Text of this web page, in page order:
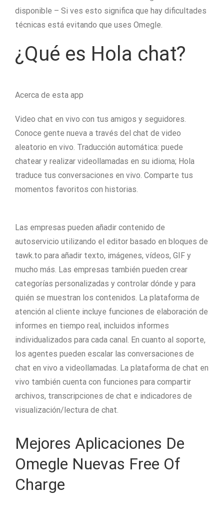
disponible – Si ves esto significa que hay dificultades
técnicas está evitando que uses Omegle.
¿Qué es Hola chat?
Acerca de esta app
Video chat en vivo con tus amigos y seguidores.
Conoce gente nueva a través del chat de video
aleatorio en vivo. Traducción automática: puede
chatear y realizar videollamadas en su idioma; Hola
traduce tus conversaciones en vivo. Comparte tus
momentos favoritos con historias.
Las empresas pueden añadir contenido de
autoservicio utilizando el editor basado en bloques de
tawk.to para añadir texto, imágenes, vídeos, GIF y
mucho más. Las empresas también pueden crear
categorías personalizadas y controlar dónde y para
quién se muestran los contenidos. La plataforma de
atención al cliente incluye funciones de elaboración de
informes en tiempo real, incluidos informes
individualizados para cada canal. En cuanto al soporte,
los agentes pueden escalar las conversaciones de
chat en vivo a videollamadas. La plataforma de chat en
vivo también cuenta con funciones para compartir
archivos, transcripciones de chat e indicadores de
visualización/lectura de chat.
Mejores Aplicaciones De
Omegle Nuevas Free Of
Charge